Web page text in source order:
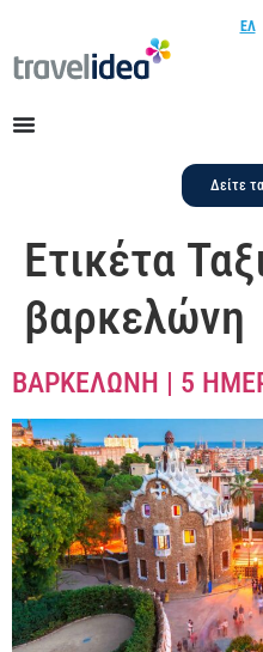
ΕΛ
Δείτε
Ετικέτα
βαρκελώνη
ΒΑΡΚΕΛΩΝΗ | 5